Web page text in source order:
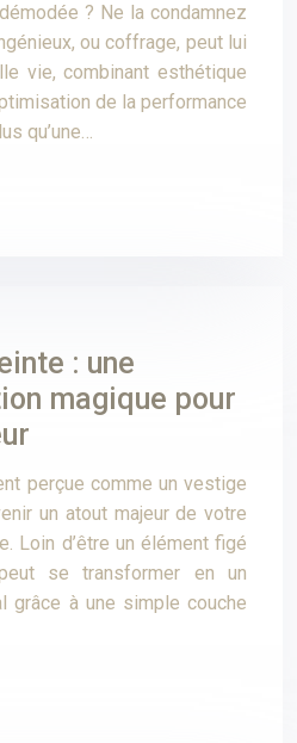
? Ne la condamnez
ou coffrage, peut lui
vie, combinant esthétique
de la performance
qu’une…
: une
magique pour
perçue comme un vestige
un atout majeur de votre
Loin d’être un élément figé
se transformer en un
grâce à une simple couche